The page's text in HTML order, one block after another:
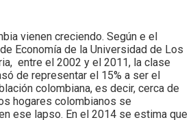
vienen creciendo. Según e el
Economía de la Universidad de Los
entre el 2002 y el 2011, la clase
de representar el 15% a ser el
colombiana, es decir, cerca de
hogares colombianos se
ese lapso. En el 2014 se estima que